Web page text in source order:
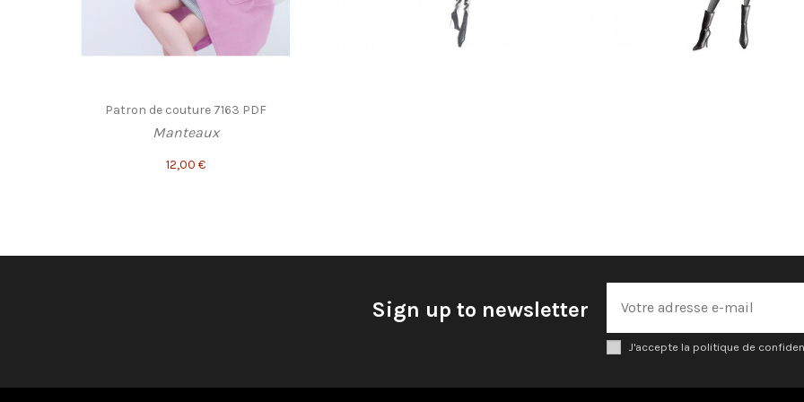
Patron de couture 7163 PDF
Manteaux
12,00 €
Sign up to newsletter
J'accepte la politique de